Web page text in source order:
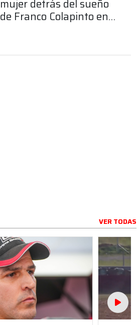
mujer detrás del sueño
de Franco Colapinto en
VER TODAS